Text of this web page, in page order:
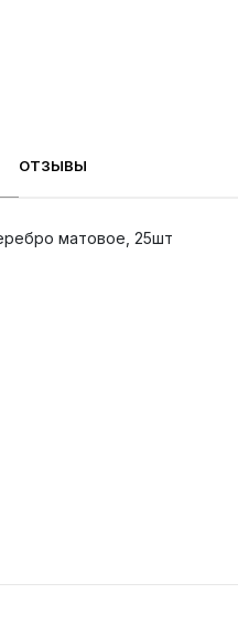
ОТЗЫВЫ
матовое, 25шт